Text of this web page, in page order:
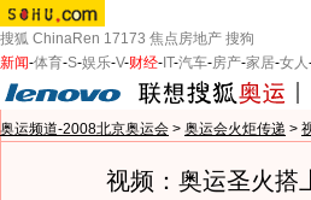
搜狐 ChinaRen 17173 焦点房地产 搜狗
新闻-体育-S-娱乐-V-财经- IT-汽车-房产-家居-女人
奥运频道-2008北京奥运会 > 奥运会火炬传递 >
视频：奥运圣火搭